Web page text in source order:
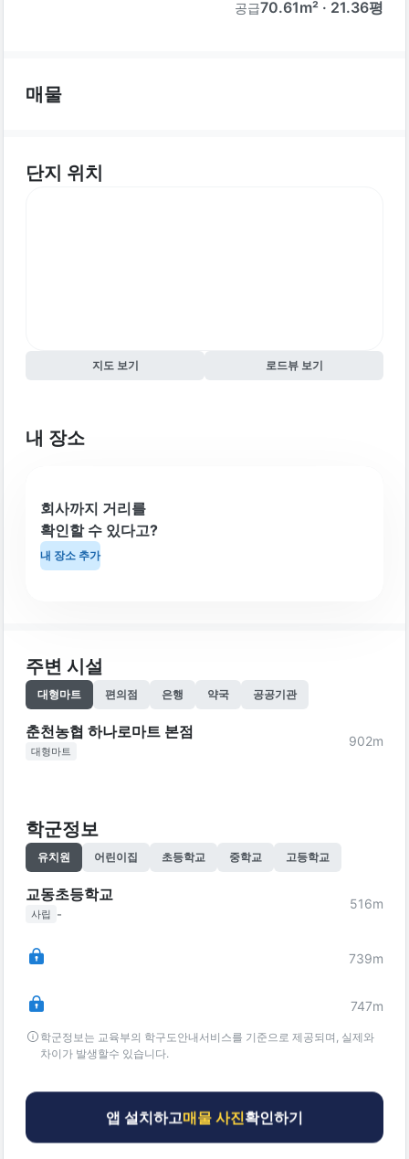
공급70.61m² · 21.36평
매물
단지 위치
지도 보기 로드뷰 보기
내 장소
회사까지 거리를
확인할 수 있다고?
내 장소 추가
주변 시설
대형마트 편의점 은행 약국 공공기관
춘천농협 하나로마트 본점
대형마트
902m
학군정보
유치원 어린이집 초등학교 중학교 고등학교
교동초등학교
사립 -
516m
739m
747m
학군정보는 교육부의 학구도안내서비스를 기준으로 제공되며, 실제와
차이가 발생할수 있습니다.
앱 설치하고매물 사진확인하기